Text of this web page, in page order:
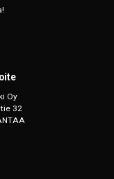
Oy
32